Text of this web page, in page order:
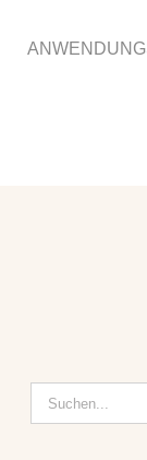
Suche
nach: